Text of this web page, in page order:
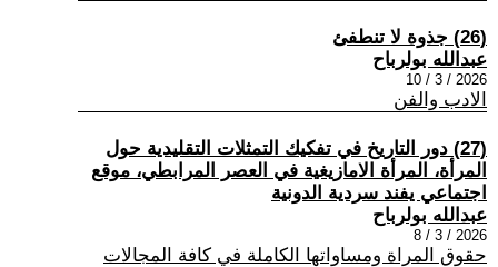
(26) جذوة لا تنطفئ
عبدالله بولرباح
2026 / 3 / 10
الادب والفن
(27) دور التاريخ في تفكيك التمثلات التقليدية حول
المرأة، المرأة الامازيغية في العصر المرابطي، موقع
اجتماعي يفند سردية الدونية
عبدالله بولرباح
2026 / 3 / 8
حقوق المراة ومساواتها الكاملة في كافة المجالات